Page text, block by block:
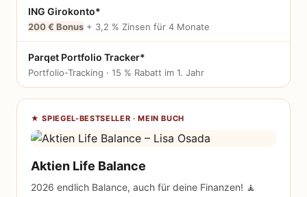
ING Girokonto*
200 € Bonus + 3,2 % Zinsen für 4 Monate
Parqet Portfolio Tracker*
Portfolio-Tracking · 15 % Rabatt im 1. Jahr
★ SPIEGEL-BESTSELLER · MEIN BUCH
Aktien Life Balance
2026 endlich Balance, auch für deine Finanzen! 🧘